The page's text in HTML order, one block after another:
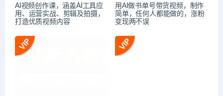
AI视频创作课，涵盖AI工具应
用、运营实战、剪辑及拍摄，
打造优质视频内容
用AI做书单号带货视频，制作
简单，任何人都能做的，涨粉
变现两不误